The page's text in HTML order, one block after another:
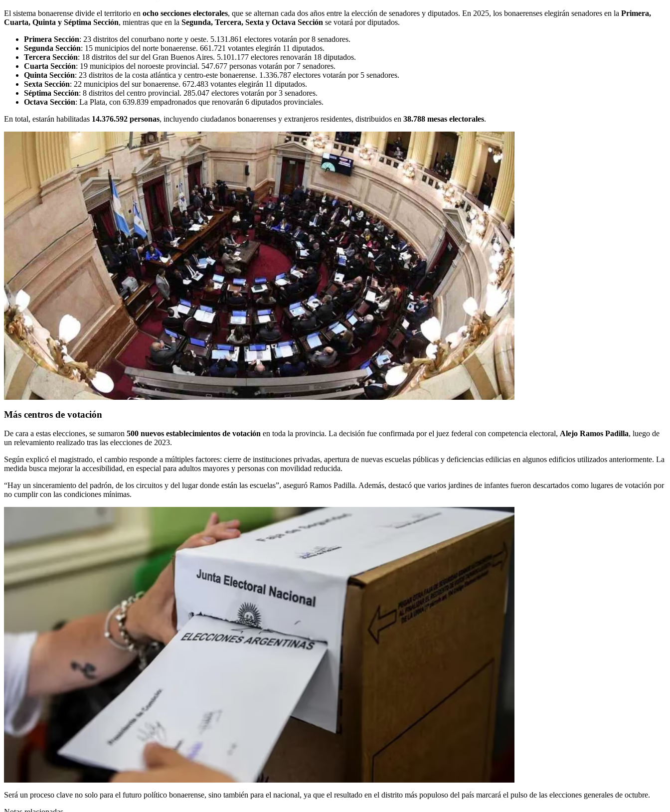
El sistema bonaerense divide el territorio en ocho secciones electorales, que se alternan cada dos años entre la elección de senadores y diputados. En 2025, los bonaerenses elegirán senadores en la Primera,
Cuarta, Quinta y Séptima Sección, mientras que en la Segunda, Tercera, Sexta y Octava Sección se votará por diputados.
Primera Sección: 23 distritos del conurbano norte y oeste. 5.131.861 electores votarán por 8 senadores.
Segunda Sección: 15 municipios del norte bonaerense. 661.721 votantes elegirán 11 diputados.
Tercera Sección: 18 distritos del sur del Gran Buenos Aires. 5.101.177 electores renovarán 18 diputados.
Cuarta Sección: 19 municipios del noroeste provincial. 547.677 personas votarán por 7 senadores.
Quinta Sección: 23 distritos de la costa atlántica y centro-este bonaerense. 1.336.787 electores votarán por 5 senadores.
Sexta Sección: 22 municipios del sur bonaerense. 672.483 votantes elegirán 11 diputados.
Séptima Sección: 8 distritos del centro provincial. 285.047 electores votarán por 3 senadores.
Octava Sección: La Plata, con 639.839 empadronados que renovarán 6 diputados provinciales.
En total, estarán habilitadas 14.376.592 personas, incluyendo ciudadanos bonaerenses y extranjeros residentes, distribuidos en 38.788 mesas electorales.
Más centros de votación
De cara a estas elecciones, se sumaron 500 nuevos establecimientos de votación en toda la provincia. La decisión fue confirmada por el juez federal con competencia electoral, Alejo Ramos Padilla, luego de
un relevamiento realizado tras las elecciones de 2023.
Según explicó el magistrado, el cambio responde a múltiples factores: cierre de instituciones privadas, apertura de nuevas escuelas públicas y deficiencias edilicias en algunos edificios utilizados anteriormente. La
medida busca mejorar la accesibilidad, en especial para adultos mayores y personas con movilidad reducida.
“Hay un sinceramiento del padrón, de los circuitos y del lugar donde están las escuelas”, aseguró Ramos Padilla. Además, destacó que varios jardines de infantes fueron descartados como lugares de votación por
no cumplir con las condiciones mínimas.
Será un proceso clave no solo para el futuro político bonaerense, sino también para el nacional, ya que el resultado en el distrito más populoso del país marcará el pulso de las elecciones generales de octubre.